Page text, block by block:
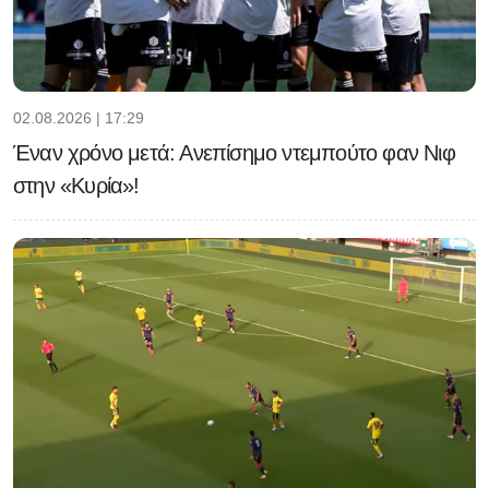
02.08.2026 | 17:29
Έναν χρόνο μετά: Ανεπίσημο ντεμπούτο φαν Νιφ
στην «Κυρία»!